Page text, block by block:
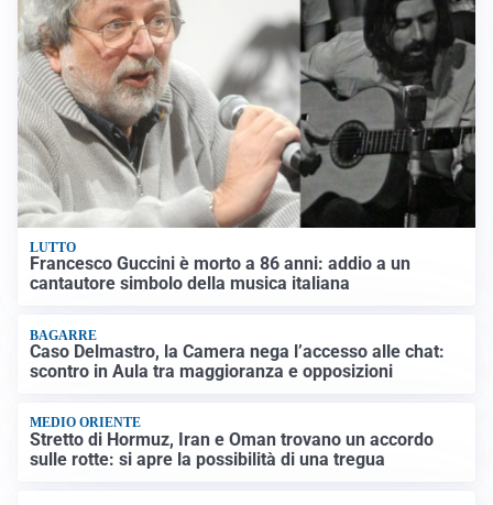
LUTTO
Francesco Guccini è morto a 86 anni: addio a un
cantautore simbolo della musica italiana
BAGARRE
Caso Delmastro, la Camera nega l’accesso alle chat:
scontro in Aula tra maggioranza e opposizioni
MEDIO ORIENTE
Stretto di Hormuz, Iran e Oman trovano un accordo
sulle rotte: si apre la possibilità di una tregua